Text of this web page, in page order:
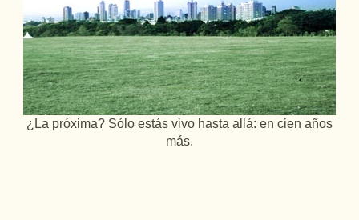
¿La próxima? Sólo estás vivo hasta allá: en cien años
más.